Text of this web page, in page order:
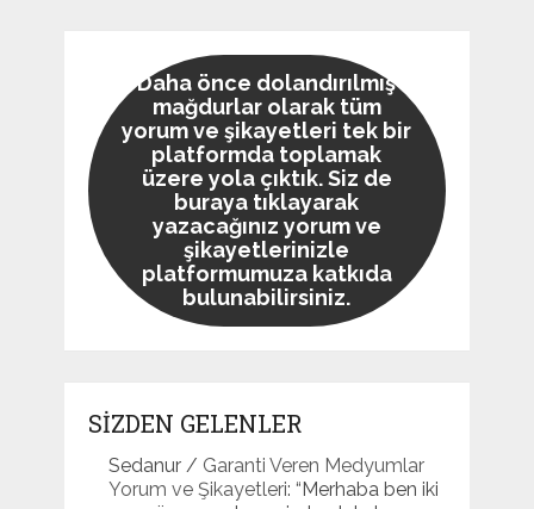
Daha önce dolandırılmış
mağdurlar olarak tüm
yorum ve şikayetleri tek bir
platformda toplamak
üzere yola çıktık. Siz de
buraya tıklayarak
yazacağınız yorum ve
şikayetlerinizle
platformumuza katkıda
bulunabilirsiniz.
SİZDEN GELENLER
Sedanur/ Garanti Veren Medyumlar
Yorum ve Şikayetleri: “ Merhaba ben iki